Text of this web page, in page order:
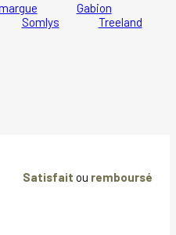
Gabion
Somlys Treeland
Satisfait ou remboursé